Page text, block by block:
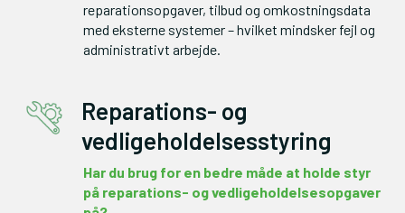
reparationsopgaver, tilbud og omkostningsdata
med eksterne systemer – hvilket mindsker fejl og
administrativt arbejde.
Reparations- og
vedligeholdelsesstyring
Har du brug for en bedre måde at holde styr
på reparations- og vedligeholdelsesopgaver